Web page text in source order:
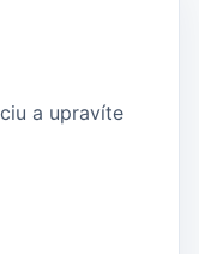
a upravíte